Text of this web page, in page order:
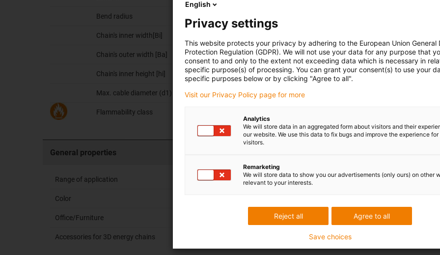
Bend radius
Chain's inner width[Bi]
Chain's outer width [Ba] 50,00 mm
Chain's inner height [hi] 32,00 mm
Max. cable diameter (d1) 28,0 mm
Flammability class
General properties
Range of application easy to install
Color
Office/Furniture
Accessories for 3D energy chains Nu
English
Privacy settings
This website protects your privacy by adhering to the European Union General
Protection Regulation (GDPR). We will not use your data for any purpose that
consent to and only to the extent not exceeding data which is necessary in
specific purpose(s) of processing. You can grant your consent(s) to use your
specific purposes below or by clicking "Agree to all".
Visit our Privacy Policy page for more
Analytics
We will store data in an aggregated form about visitors and their
our website. We use this data to fix bugs and improve the experience for
visitors.
Remarketing
We will store data to show you our advertisements (only ours) on other
relevant to your interests.
Agree to all
Reject all
Save choices